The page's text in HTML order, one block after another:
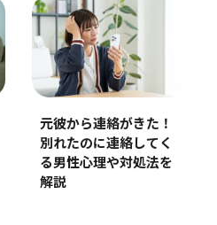
元彼から連絡がきた！
別れたのに連絡してく
る男性心理や対処法を
解説